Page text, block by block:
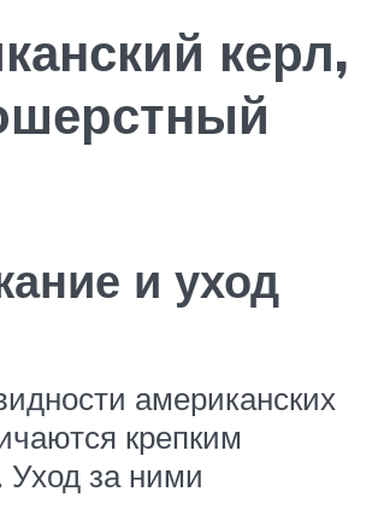
керл,
и уход
американских
крепким
Уход за ними